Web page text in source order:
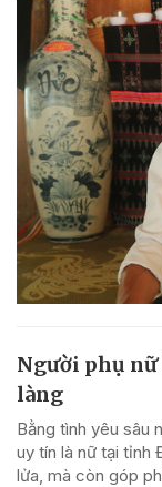
Người phụ nữ
làng
Bằng tình yêu sâu
uy tín là nữ tại tỉnh
lửa, mà còn góp